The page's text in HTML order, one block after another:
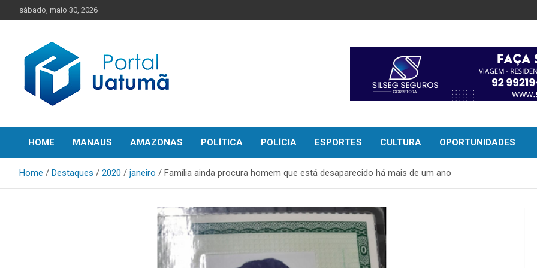
to
sábado, maio 30, 2026
Portal Uatumã
HOME MANAUS AMAZONAS POLÍTICA POLÍCIA ESPORTES CULTURA OPORTUNIDADES
Home Destaques 2020 janeiro Família ainda procura homem que está desaparecido há mais de um ano